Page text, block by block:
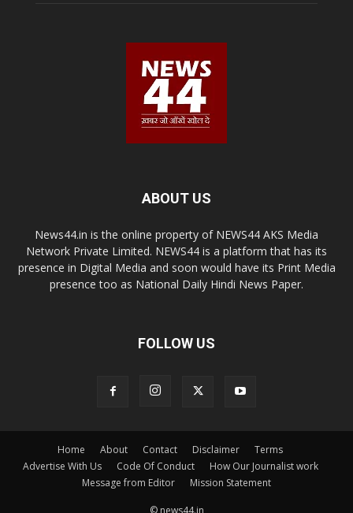
ABOUT US
News44.in is the online property of NEWS44 AKS Media
Network Private Limited. NEWS44 is a platform that has its
presence in Digital Media and soon would have its Print Media
presence too as National Daily Hindi News Paper.
FOLLOW US
Home About Contact Disclaimer
Terms
Advertise With Us
Code Of Conduct
How Our Journalist work
Message from Editor
Mission Statement
© news44.in